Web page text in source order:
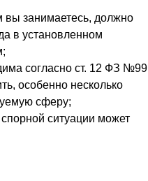
вы занимаетесь, должно
в установленном
согласно ст. 12 ФЗ №99
особенно несколько
сферу;
ситуации может